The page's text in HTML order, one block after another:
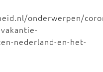
onderwerpen/
nederland-en-het-